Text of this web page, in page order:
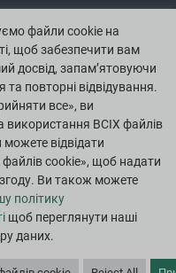
файли cookie на
щоб забезпечити вам
досвід, запам’ятовуючи
повторні відвідування.
все», ви
використання ВСІХ файлів
відвідати
cookie», щоб надати
Ви також можете
політику
щоб переглянути наші
даних.